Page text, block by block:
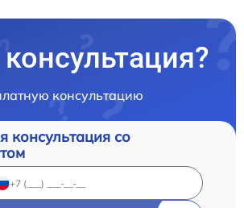
консультацию
консультация со